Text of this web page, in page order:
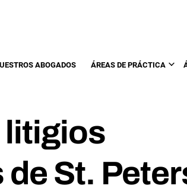
ABOGADOS ÁREAS DE PRÁCTICA
litigios
St.